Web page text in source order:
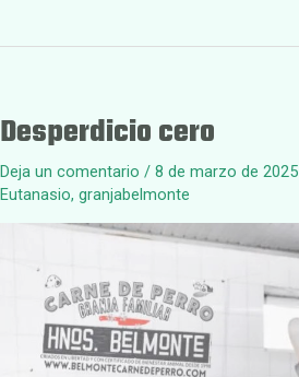
Desperdicio cero
Deja un comentario / 8 de marzo de 2025
Eutanasio, granjabelmonte